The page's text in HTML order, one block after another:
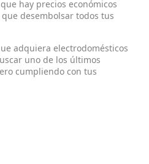
hay precios económicos
desembolsar todos tus
adquiera electrodomésticos
uno de los últimos
cumpliendo con tus